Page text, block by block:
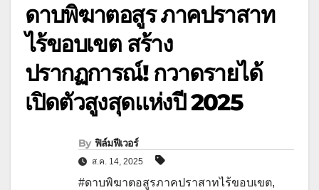
ดาบพิฆาตอสูร ภาคปราสาท
ไร้ขอบเขต สร้าง
ปรากฏการณ์! กวาดรายได้
เปิดตัวสูงสุดแห่งปี 2025
By ฟิล์มฟีเวอร์
ส.ค. 14, 2025
#ดาบพิฆาตอสูรภาคปราสาทไร้ขอบเขต,